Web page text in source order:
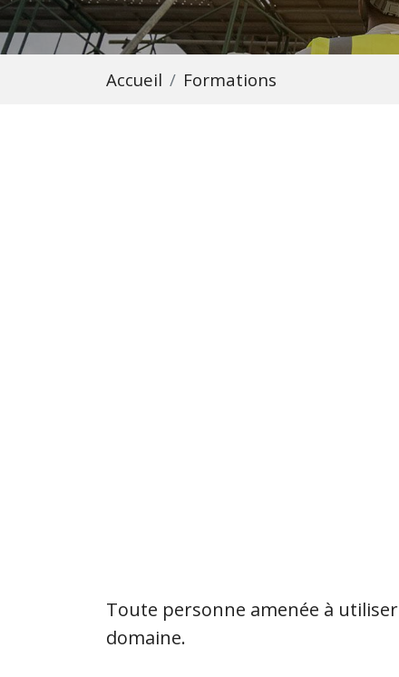
Accueil Formations
Toute personne amenée à
domaine.